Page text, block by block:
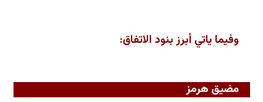
وفيما ياتي أبرز بنود الاتفاق:
مضيق هرمز